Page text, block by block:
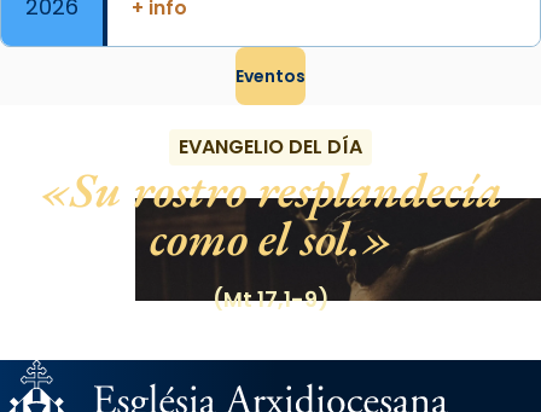
2026
+ info
Eventos
EVANGELIO DEL DÍA
Su rostro resplandecía
como el sol.
(Mt 17,1-9)